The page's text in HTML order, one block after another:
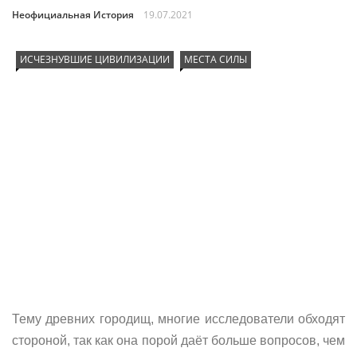
Неофициальная История 19.07.2021
ИСЧЕЗНУВШИЕ ЦИВИЛИЗАЦИИ МЕСТА СИЛЫ
Тему древних городищ, многие исследователи обходят
стороной, так как она порой даёт больше вопросов, чем